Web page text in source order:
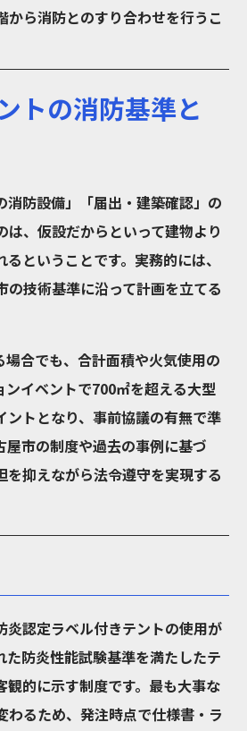
ら消防とのすり合わせを行うこ
トの消防基準と
防設備」「届出・建築確認」の
、仮設だからといって建物より
ということです。実務的には、
技術基準に沿って計画を立てる
合でも、合計面積や火気使用の
イベントで700㎡を超える大型
トとなり、事前協議の有無で準
市の制度や過去の事例に基づ
抑えながら法令遵守を実現する
認定ラベル付きテントの使用が
防炎性能試験基準を満たしたテ
的に示す制度です。最も大事な
るため、発注時点で仕様書・ラ